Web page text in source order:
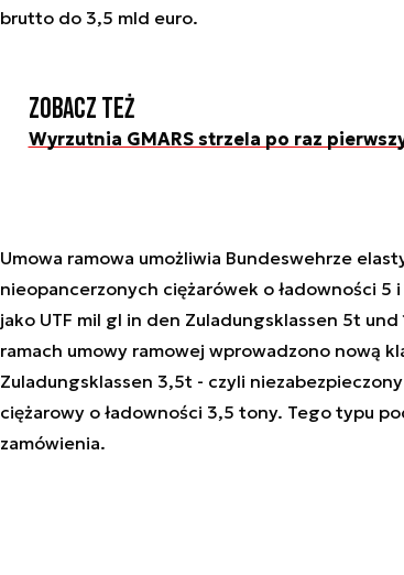
brutto do 3,5 mld euro.
Zobacz też
Wyrzutnia GMARS strzela po raz
Umowa ramowa umożliwia Bundeswehrze
nieopancerzonych ciężarówek o ładowności
jako UTF mil gl in den Zuladungsklassen 5t
ramach umowy ramowej wprowadzono nową
Zuladungsklassen 3,5t - czyli
ciężarowy o ładowności 3,5 tony. Tego typu
zamówienia.